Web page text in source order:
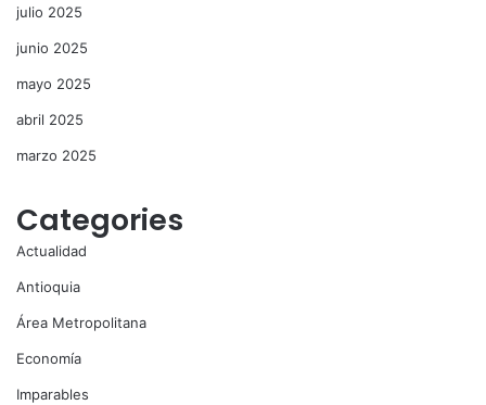
julio 2025
junio 2025
mayo 2025
abril 2025
marzo 2025
Categories
Actualidad
Antioquia
Área Metropolitana
Economía
Imparables